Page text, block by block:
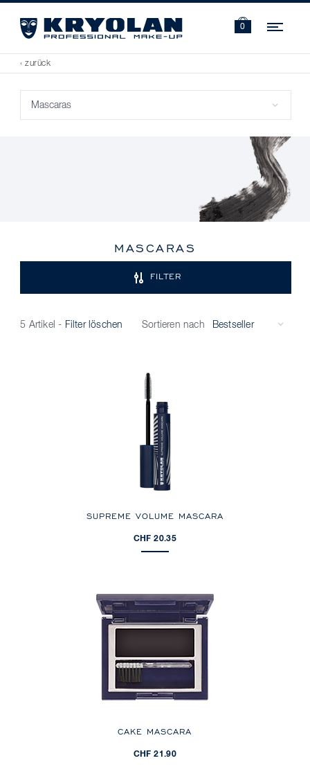
0
‹ zurück
MASCARAS
FILTER
5 Artikel - Filter löschen Sortieren nach
SUPREME VOLUME MASCARA
CHF 20.35
CAKE MASCARA
CHF 21.90